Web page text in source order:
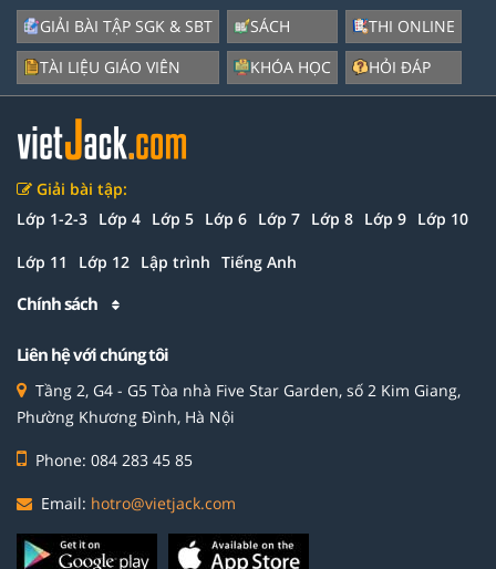
GIẢI BÀI TẬP SGK & SBT
TÀI LIỆU GIÁO VIÊN
SÁCH
KHÓA HỌC
THI ONLINE
HỎI ĐÁP
Giải bài tập:
Lớp 1-2-3 Lớp 4 Lớp 5 Lớp 6 Lớp 7 Lớp 8 Lớp 9 Lớp 10
Lớp 11 Lớp 12 Lập trình Tiếng Anh
Chính sách
Liên hệ với chúng tôi
Tầng 2, G4 - G5 Tòa nhà Five Star Garden, số 2 Kim Giang,
Phường Khương Đình, Hà Nội
Phone: 084 283 45 85
Email: hotro@vietjack.com